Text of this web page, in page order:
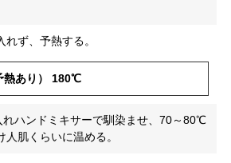
れず、予熱する。
熱あり） 180℃
れハンドミキサーで馴染ませ、70～80℃
人肌くらいに温める。